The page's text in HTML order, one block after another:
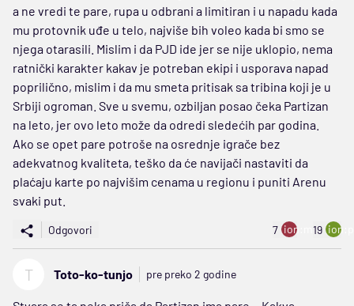
a ne vredi te pare, rupa u odbrani a limitiran i u napadu kada
mu protovnik uđe u telo, najviše bih voleo kada bi smo se
njega otarasili. Mislim i da PJD ide jer se nije uklopio, nema
ratnički karakter kakav je potreban ekipi i usporava napad
poprilično, mislim i da mu smeta pritisak sa tribina koji je u
Srbiji ogroman. Sve u svemu, ozbiljan posao čeka Partizan
na leto, jer ovo leto može da odredi sledećih par godina.
Ako se opet pare potroše na osrednje igrače bez
adekvatnog kvaliteta, teško da će navijači nastaviti da
plaćaju karte po najvišim cenama u regionu i puniti Arenu
svaki put.
Odgovori 7 ion:minus
19
T Toto-ko-tunjo pre preko 2 godine